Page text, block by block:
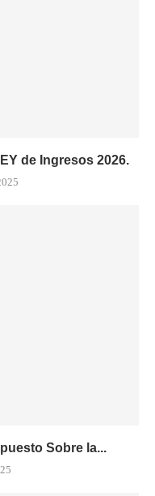
de Ingresos 2026.
Sobre la...